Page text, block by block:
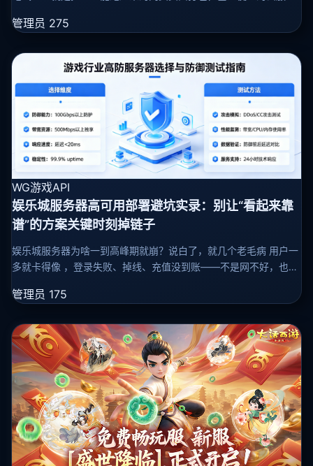
成本、快上线的“流
管理员 275
WG游戏API
娱乐城服务器高可用部署避坑实录：别让“看起来靠
谱”的方案关键时刻掉链子
娱乐城服务器为啥一到高峰期就崩？说白了，就几个老毛病 用户一
多就卡得像 ，登录失败、掉线、充值没到账——不是网不好，也不
字：单
管理员 175